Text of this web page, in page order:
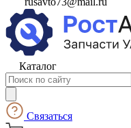
Каталог
Поиск
товаров
Связаться